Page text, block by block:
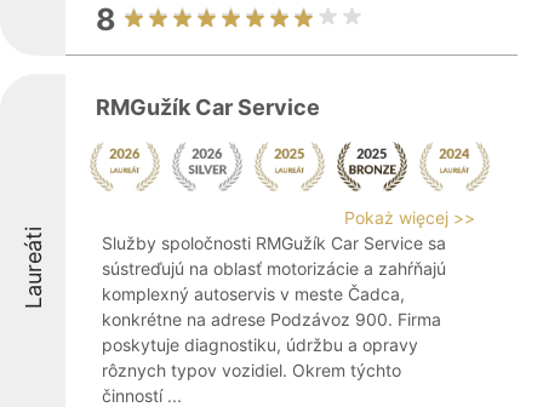
8
Laureáti
RMGužík Car Service
Pokaż więcej >>
Služby spoločnosti RMGužík Car Service sa
sústreďujú na oblasť motorizácie a zahŕňajú
komplexný autoservis v meste Čadca,
konkrétne na adrese Podzávoz 900. Firma
poskytuje diagnostiku, údržbu a opravy
rôznych typov vozidiel. Okrem týchto
činností ...